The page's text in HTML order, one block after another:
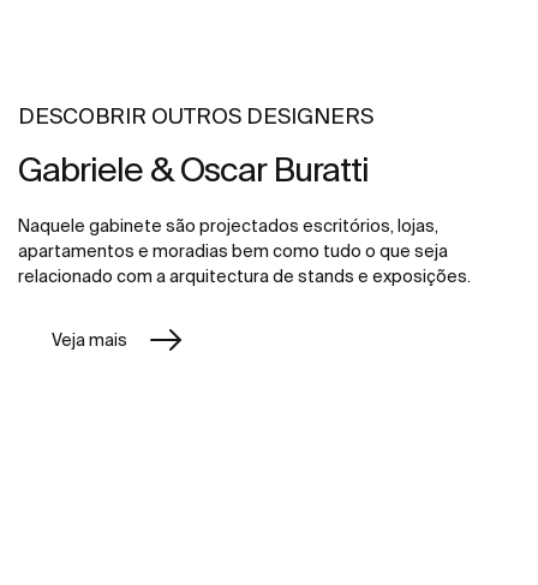
DESCOBRIR OUTROS DESIGNERS
Gabriele & Oscar Buratti
Naquele gabinete são projectados escritórios, lojas,
apartamentos e moradias bem como tudo o que seja
relacionado com a arquitectura de stands e exposições.
Veja mais